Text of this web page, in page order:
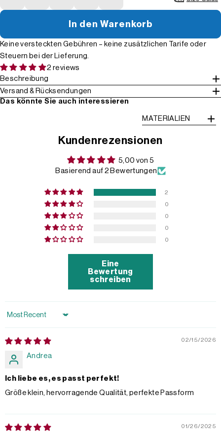
In den Warenkorb
Keine versteckten Gebühren – keine zusätzlichen Tarife oder
Steuern bei der Lieferung.
2 reviews
Beschreibung
Versand & Rücksendungen
Das könnte Sie auch interessieren
MATERIALIEN
Kundenrezensionen
5,00 von 5
Basierend auf 2 Bewertungen
2
0
0
0
0
Eine
Bewertung
schreiben
Sort by
02/15/2026
Andrea
Ich liebe es, es passt perfekt!
Größe klein, hervorragende Qualität, perfekte Passform
01/26/2025